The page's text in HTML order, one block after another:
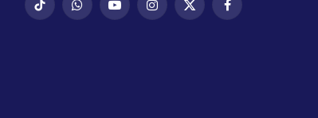
فيسبوكX
إنستغراميوتيوب واتساب تيك